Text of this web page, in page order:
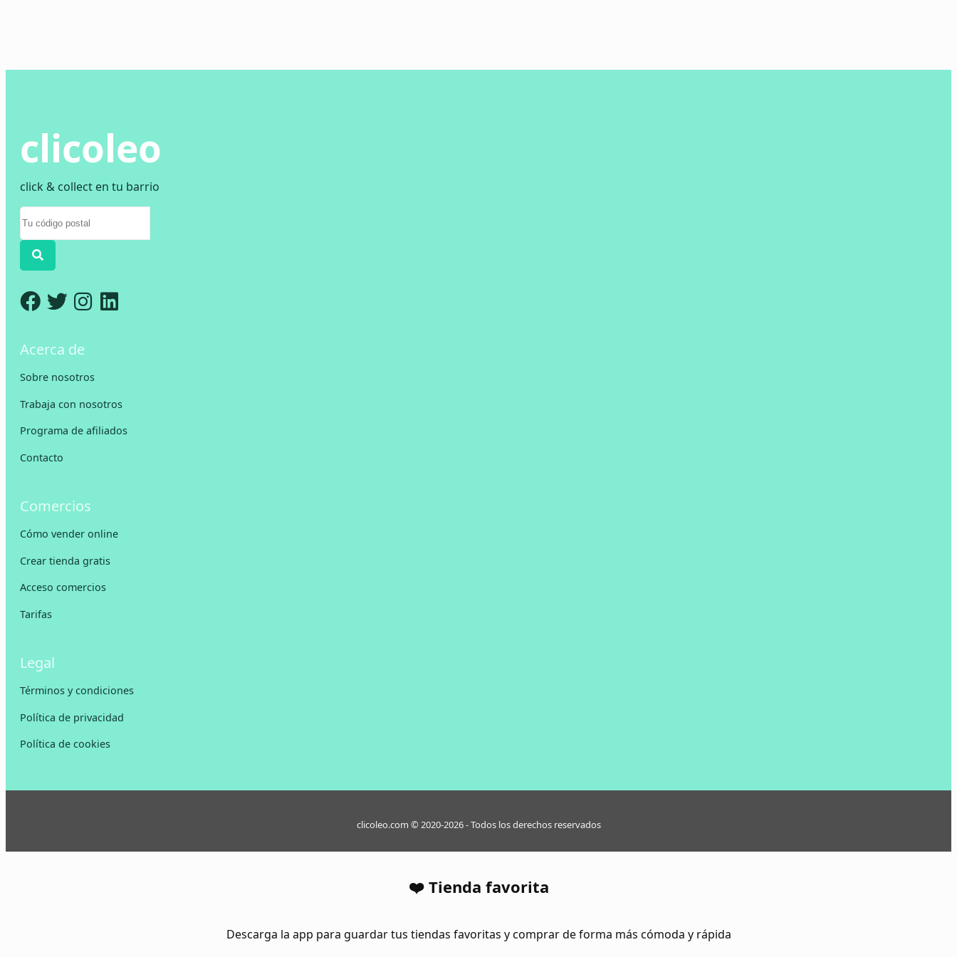
clicoleo
click & collect en tu barrio
Acerca de
Sobre nosotros
Trabaja con nosotros
Programa de afiliados
Contacto
Comercios
Cómo vender online
Crear tienda gratis
Acceso comercios
Tarifas
Legal
Términos y condiciones
Política de privacidad
Política de cookies
clicoleo.com © 2020-2026 - Todos los derechos reservados
❤️ Tienda favorita
Descarga la app para guardar tus tiendas favoritas y comprar de forma más cómoda y rápida